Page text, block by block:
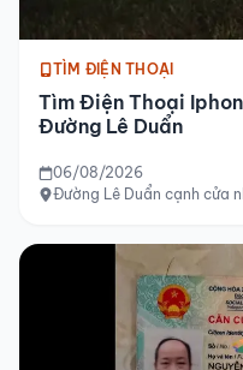
TÌM ĐIỆN THOẠI
Tìm Điện Thoại
Đường Lê Duẩn
06/08/2026
Đường Lê Duẩn cạnh cửa